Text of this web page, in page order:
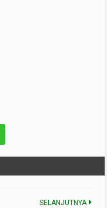
SELANJUTNYA